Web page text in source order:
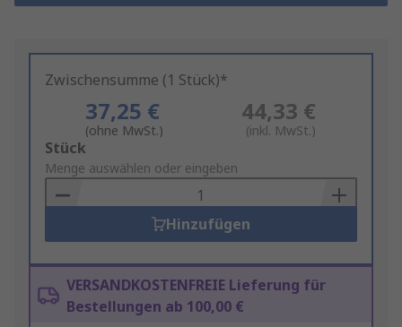
Zwischensumme (1 Stück)*
37,25 €
(ohne MwSt.)
44,33 €
(inkl. MwSt.)
Add
to
Basket
Stück
Menge auswählen oder eingeben
Hinzufügen
VERSANDKOSTENFREIE Lieferung für
Bestellungen ab 100,00 €